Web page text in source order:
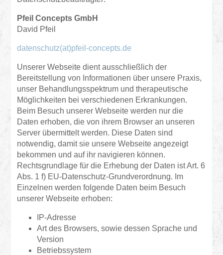
Pfeil Concepts GmbH
David Pfeil
datenschutz(at)pfeil-concepts.de
Unserer Webseite dient ausschließlich der
Bereitstellung von Informationen über unsere Praxis,
unser Behandlungsspektrum und therapeutische
Möglichkeiten bei verschiedenen Erkrankungen.
Beim Besuch unserer Webseite werden nur die
Daten erhoben, die von ihrem Browser an unseren
Server übermittelt werden. Diese Daten sind
notwendig, damit sie unsere Webseite angezeigt
bekommen und auf ihr navigieren können.
Rechtsgrundlage für die Erhebung der Daten ist Art. 6
Abs. 1 f) EU-Datenschutz-Grundverordnung. Im
Einzelnen werden folgende Daten beim Besuch
unserer Webseite erhoben:
IP-Adresse
Art des Browsers, sowie dessen Sprache und
Version
Betriebssystem